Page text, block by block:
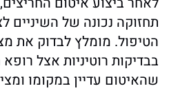
תחזוקה נכונה של השיניים
הטיפול. מומלץ לבדוק את
בבדיקות רוטיניות אצל רופא
שהאיטום עדיין במקומו